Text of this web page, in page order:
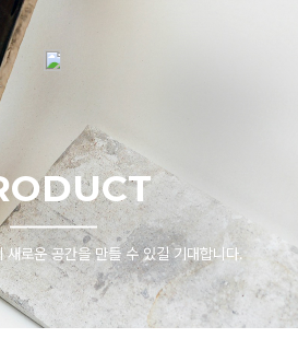
새로운 공간을 만들 수 있길 기대합니다.